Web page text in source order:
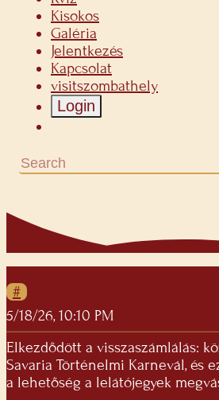
Kisokos
Galéria
Jelentkezés
Kapcsolat
visitszombathely
Login
#
5/18/26, 10:10 PM
Elkezdődött a visszaszámlálás:
Savaria Történelmi Karnevál, és
a lehetőség a lelátójegyek